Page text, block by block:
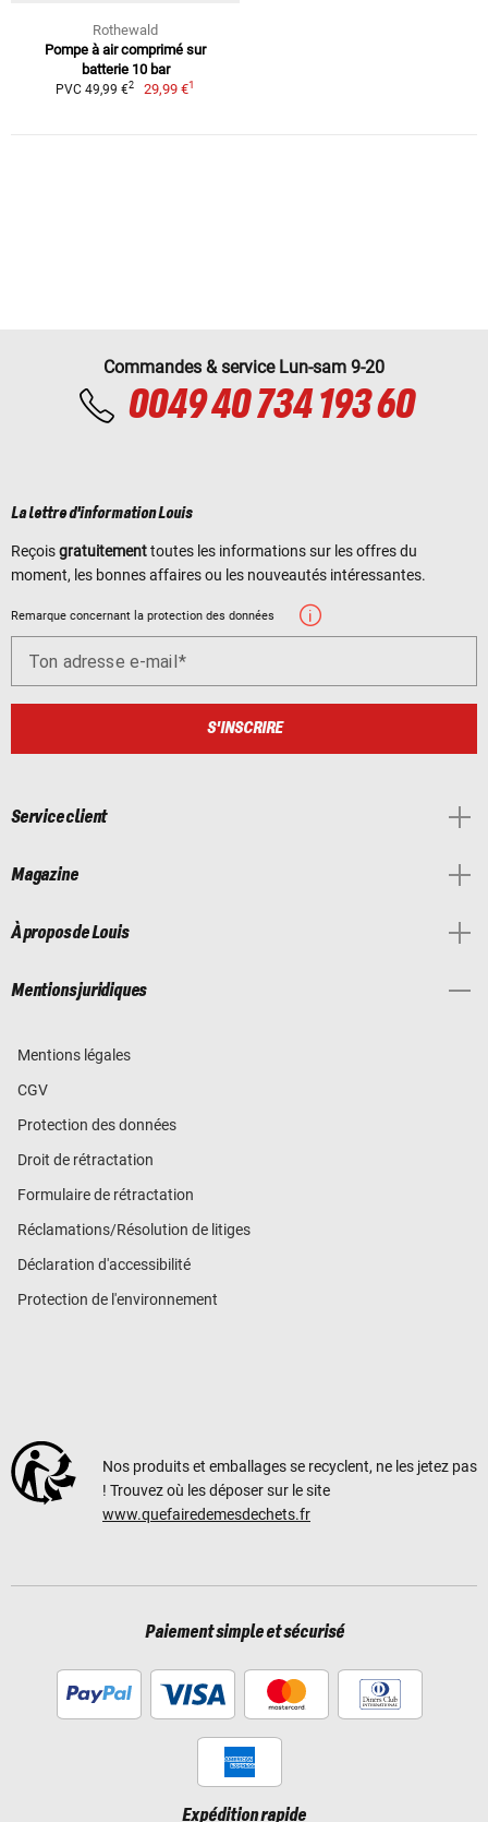
Rothewald
Pompe à air comprimé sur
batterie 10 bar
PVC 49,99 €2 29,99 €1
Commandes & service Lun-sam 9-20
0049 40 734 193 60
La lettre d'information Louis
Reçoisgratuitementtoutes les informations sur les offres du
moment, les bonnes affaires ou les nouveautés intéressantes.
Remarque concernant la protection des données
Ton adresse e-mail
S'INSCRIRE
Service client
Magazine
À propos de Louis
Mentions juridiques
Mentions légales
CGV
Protection des données
Droit de rétractation
Formulaire de rétractation
Réclamations/Résolution de litiges
Déclaration d'accessibilité
Protection de l'environnement
Nos produits et emballages se recyclent, ne les jetez pas
! Trouvez où les déposer sur le site
www.quefairedemesdechets.fr
Paiement simple et sécurisé
Expédition rapide